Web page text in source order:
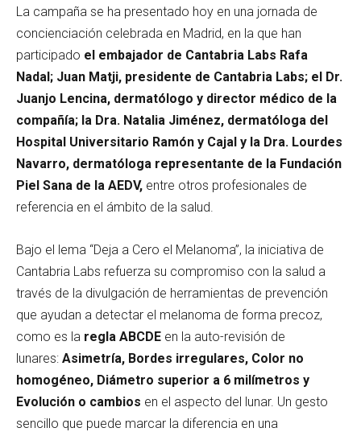
La campaña se ha presentado hoy en una jornada de
concienciación celebrada en Madrid, en la que han
participado el embajador de Cantabria Labs Rafa
Nadal; Juan Matji, presidente de Cantabria Labs; el Dr.
Juanjo Lencina, dermatólogo y director médico de la
compañía; la Dra. Natalia Jiménez, dermatóloga del
Hospital Universitario Ramón y Cajal y la Dra. Lourdes
Navarro, dermatóloga representante de la Fundación
Piel Sana de la AEDV, entre otros profesionales de
referencia en el ámbito de la salud.
Bajo el lema “Deja a Cero el Melanoma”, la iniciativa de
Cantabria Labs refuerza su compromiso con la salud a
través de la divulgación de herramientas de prevención
que ayudan a detectar el melanoma de forma precoz,
como es la regla ABCDE en la auto-revisión de
lunares: Asimetría, Bordes irregulares, Color no
homogéneo, Diámetro superior a 6 milímetros y
Evolución o cambios en el aspecto del lunar. Un gesto
sencillo que puede marcar la diferencia en una